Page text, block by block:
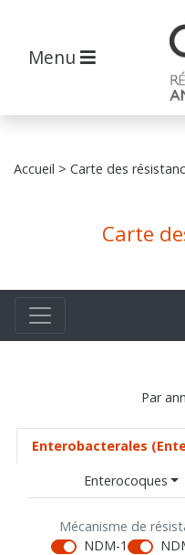
Menu
Accueil > Carte des
Carte
Par
Enterobacterales
Enterocoques
Mécanisme de
NDM-1